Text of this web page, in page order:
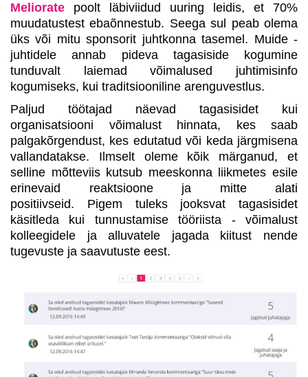
Meliorate poolt läbiviidud uuring leidis, et 70%
muudatustest ebaõnnestub. Seega sul peab olema
üks või mitu sponsorit juhtkonna tasemel. Muide -
juhtidele annab pideva tagasiside kogumine
tunduvalt laiemad võimalused juhtimisinfo
kogumiseks, kui traditsiooniline arenguvestlus.
Paljud töötajad näevad tagasisidet kui
organisatsiooni võimalust hinnata, kes saab
palgakõrgendust, kes edutatud või keda järgmisena
vallandatakse. Ilmselt oleme kõik märganud, et
selline mõtteviis kutsub meeskonna liikmetes esile
erinevaid reaktsioone ja mitte alati
positiivseid. Pigem tuleks jooksvat tagasisidet
käsitleda kui tunnustamise tööriista - võimalust
kolleegidele ja alluvatele jagada kiitust nende
tugevuste ja saavutuste eest.